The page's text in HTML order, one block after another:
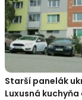
Starší panelák
Luxusná